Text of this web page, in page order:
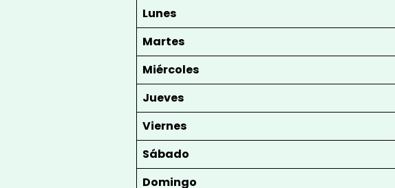
Lunes
Martes
Miércoles
Jueves
Viernes
Sábado
Domingo